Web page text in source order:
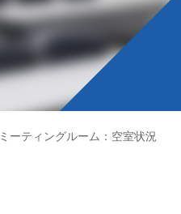
ミーティングルーム：空室状況